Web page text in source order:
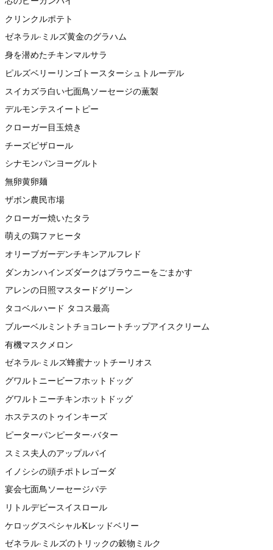
クリンクルポテト
ゼネラル·ミルズ黄金のグラハム
身を潜めたチキンマルサラ
ピルズベリーリンゴトースターシュトルーデル
スイカズラ白い七面鳥ソーセージの薫製
デルモンテスイートピー
クローガー目玉焼き
チーズピザロール
シナモンパンヨーグルト
無卵黄卵麺
ザボン農民市場
クローガー焼いたタラ
萌えの鶏ファヒータ
オリーブガーデンチキンアルフレド
ダンカンハインズダークはブラウニーをごまかす
アレンの日照マスタードグリーン
タコベルハード タコス最高
ブルーベルミントチョコレートチップアイスクリーム
有機マスクメロン
ゼネラル·ミルズ蜂蜜ナットチーリオス
グワルトニービーフホットドッグ
グワルトニーチキンホットドッグ
ホステスのトゥインキーズ
ピーターパンピーター·バター
スミス夫人のアップルパイ
イノシシの頭チポトレゴーダ
宴会七面鳥ソーセージパテ
リトルデビースイスロール
ケロッグスペシャルKレッドベリー
ゼネラル·ミルズのトリックの穀物ミルク